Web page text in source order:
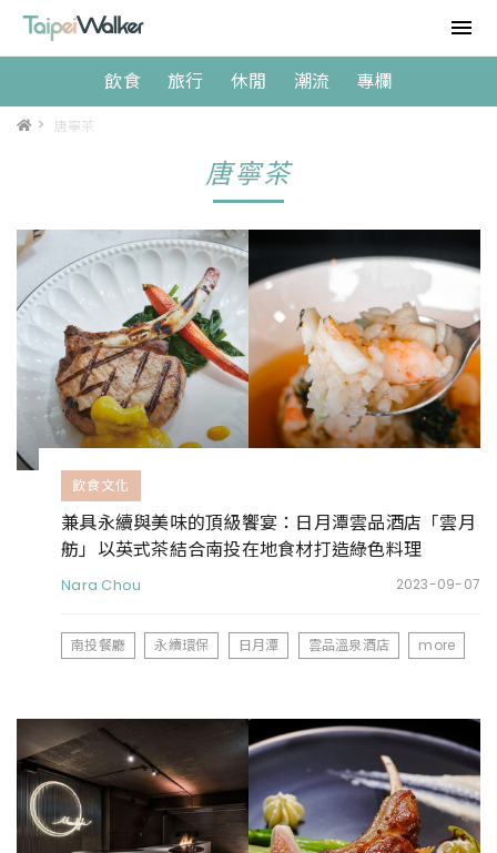
飲食 旅行 休閒 潮流 專欄
> 唐寧茶
唐寧茶
飲食文化
兼具永續與美味的頂級饗宴：日月潭雲品酒店「雲月
舫」以英式茶結合南投在地食材打造綠色料理
Nara Chou 2023-09-07
南投餐廳 永續環保 日月潭 雲品溫泉酒店 more